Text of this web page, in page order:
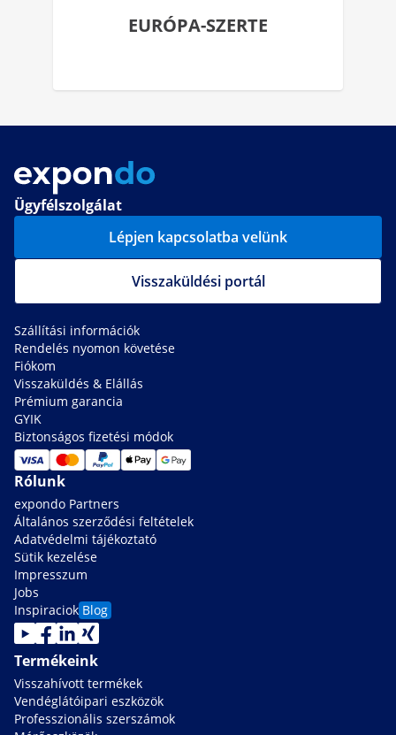
EURÓPA-SZERTE
Ügyfélszolgálat
Lépjen kapcsolatba velünk
Visszaküldési portál
Szállítási információk
Rendelés nyomon követése
Fiókom
Visszaküldés & Elállás
Prémium garancia
GYIK
Biztonságos fizetési módok
Rólunk
expondo Partners
Általános szerződési feltételek
Adatvédelmi tájékoztató
Sütik kezelése
Impresszum
Jobs
Inspiraciok Blog
Termékeink
Visszahívott termékek
Vendéglátóipari eszközök
Professzionális szerszámok